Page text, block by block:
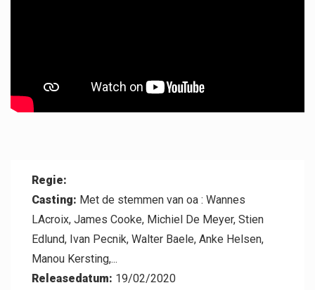
Professional
Contact
Regie:
Casting: Met de stemmen van oa : Wannes
LAcroix, James Cooke, Michiel De Meyer, Stien
Edlund, Ivan Pecnik, Walter Baele, Anke Helsen,
Manou Kersting,...
Releasedatum: 19/02/2020